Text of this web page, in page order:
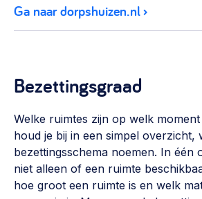
ontmoetingsplekken >
Meebeslissen
Uitdaagrecht, gemeenschapsfondsen,
Samenwerken en lokale politiek
Lobbyen, invloed uitoefenen,
Ga naar dorpshuizen.nl
Bezettingsgraad
Welke ruimtes zijn op welk
houd je bij in een simpel overzicht,
bezettingsschema noemen. In één
niet alleen of een ruimte
hoe groot een ruimte is en welk